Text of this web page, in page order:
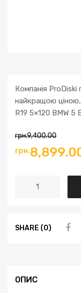
Компанія ProDiski
найкращою ціною,
R19 5×120 BMW 5
грн.9,400.00
грн.
BMW
7
SHARE (0)
ОПИС